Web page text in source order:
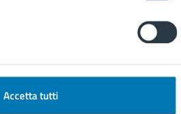
Accetta tutti